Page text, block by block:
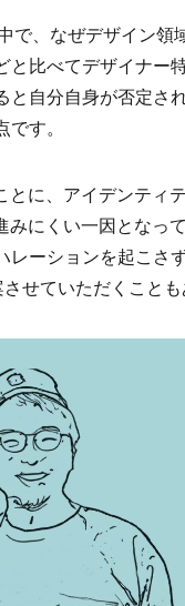
、なぜデザイン領
比べてデザイナー
自分自身が否定さ
す。
に、アイデンティ
にくい一因となっ
ーションを起こさ
せていただくことも